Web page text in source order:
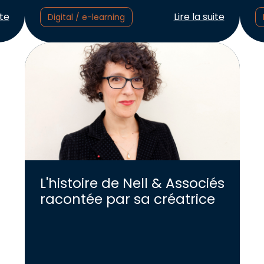
: Digital / e-learning Lire l'article :
Lire la suite
L'histoire de Nell & Associés
racontée par sa créatrice